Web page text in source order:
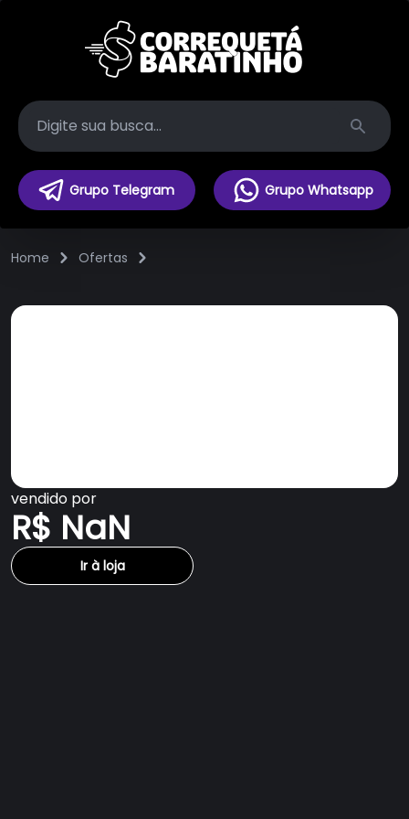
Search
Grupo Telegram Grupo Whatsapp
Home Ofertas
vendido por
R$ NaN
Ir à loja